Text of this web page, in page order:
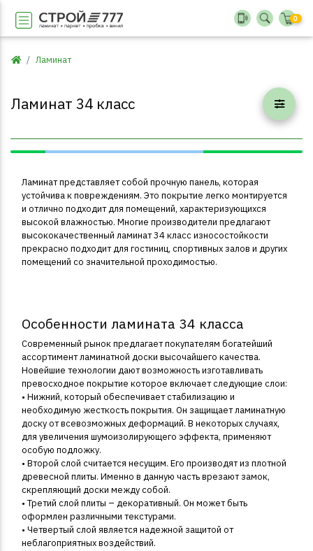
0
Ламинат
Ламинат 34 класс
Ламинат представляет собой прочную панель, которая
устойчива к повреждениям. Это покрытие легко монтируется
и отлично подходит для помещений, характеризующихся
высокой влажностью. Многие производители предлагают
высококачественный ламинат 34 классизносостойкости
прекрасно подходит для гостиниц, спортивных залов и других
помещений со значительной проходимостью.
Особенности ламината 34 класса
Современный рынок предлагает покупателям богатейший
ассортимент ламинатной доски высочайшего качества.
Новейшие технологии дают возможность изготавливать
превосходное покрытие которое включает следующие слои:
• Нижний, который обеспечивает стабилизацию и
необходимую жесткость покрытия. Он защищает ламинатную
доску от всевозможных деформаций. В некоторых случаях,
для увеличения шумоизолирующего эффекта, применяют
особую подложку.
• Второй слой считается несущим. Его производят из плотной
древесной плиты. Именно в данную часть врезают замок,
скрепляющий доски между собой.
• Третий слой плиты – декоративный. Он может быть
оформлен различными текстурами.
• Четвертый слой является надежной защитой от
неблагоприятных воздействий.